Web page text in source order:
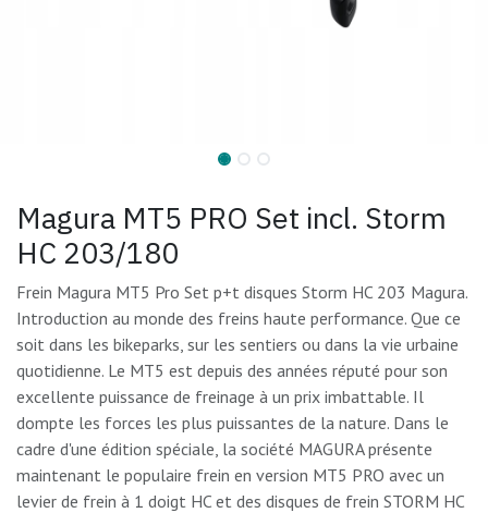
Magura MT5 PRO Set incl. Storm
HC 203/180
Frein Magura MT5 Pro Set p+t disques Storm HC 203 Magura.
Introduction au monde des freins haute performance. Que ce
soit dans les bikeparks, sur les sentiers ou dans la vie urbaine
quotidienne. Le MT5 est depuis des années réputé pour son
excellente puissance de freinage à un prix imbattable. Il
dompte les forces les plus puissantes de la nature. Dans le
cadre d'une édition spéciale, la société MAGURA présente
maintenant le populaire frein en version MT5 PRO avec un
levier de frein à 1 doigt HC et des disques de frein STORM HC